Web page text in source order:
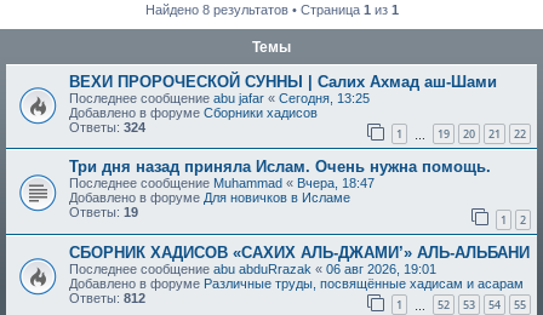
Найдено 8 результатов • Страница 1 из 1
Темы
ВЕХИ ПРОРОЧЕСКОЙ СУННЫ | Салих Ахмад аш-Шами
Последнее сообщение abu jafar « Сегодня, 13:25
Добавлено в форуме Сборники хадисов
Ответы: 324 1 19 20 21 22
Три дня назад приняла Ислам. Очень нужна помощь.
Последнее сообщение Muhammad « Вчера, 18:47
Добавлено в форуме Для новичков в Исламе
Ответы: 19 1 2
СБОРНИК ХАДИСОВ «САХИХ АЛЬ-ДЖАМИ’» АЛЬ-АЛЬБАНИ
Последнее сообщение abu abduRrazak « 06 авг 2026, 19:01
Добавлено в форуме Различные труды, посвящённые хадисам и асарам
Ответы: 812 1 52 53 54 55